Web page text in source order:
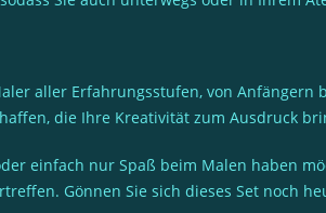
aller Erfahrungsstufen, von
die Ihre Kreativität zum Ausdruck
einfach nur Spaß beim Malen haben
Gönnen Sie sich dieses Set noch